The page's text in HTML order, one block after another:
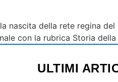
nascita della rete regina del
con la rubrica Storia
ULTIMI